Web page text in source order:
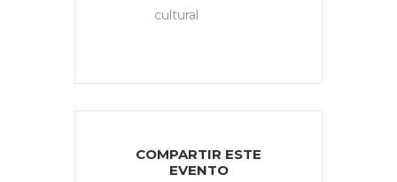
cultural
COMPARTIR ESTE
EVENTO